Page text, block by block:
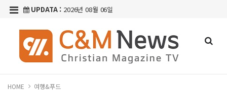
UPDATA : 2026년 08월 06일
HOME 여행&푸드